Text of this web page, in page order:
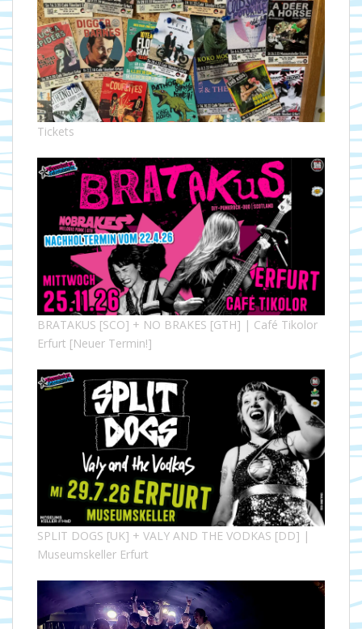
Tickets
BRATAKUS [SCO] + NO BRAKES [GTH] | Café Tikolor
Erfurt [Neuer Termin!]
SPLIT DOGS [UK] + VALY AND THE VODKAS [DD] |
Museumskeller Erfurt